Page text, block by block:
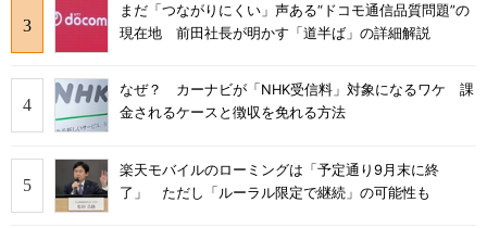
まだ「つながりにくい」声ある“ドコモ通信品質問題”の
現在地 前田社長が明かす「道半ば」の詳細解説
なぜ？ カーナビが「NHK受信料」対象になるワケ 課
金されるケースと徴収を免れる方法
楽天モバイルのローミングは「予定通り9月末に終
了」 ただし「ルーラル限定で継続」の可能性も